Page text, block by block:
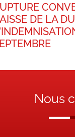
DE LA
Nous